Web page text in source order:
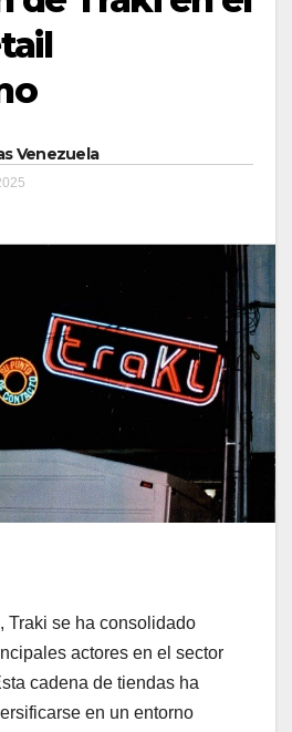
Venezuela
Traki se ha consolidado
actores en el sector
cadena de tiendas ha
en un entorno